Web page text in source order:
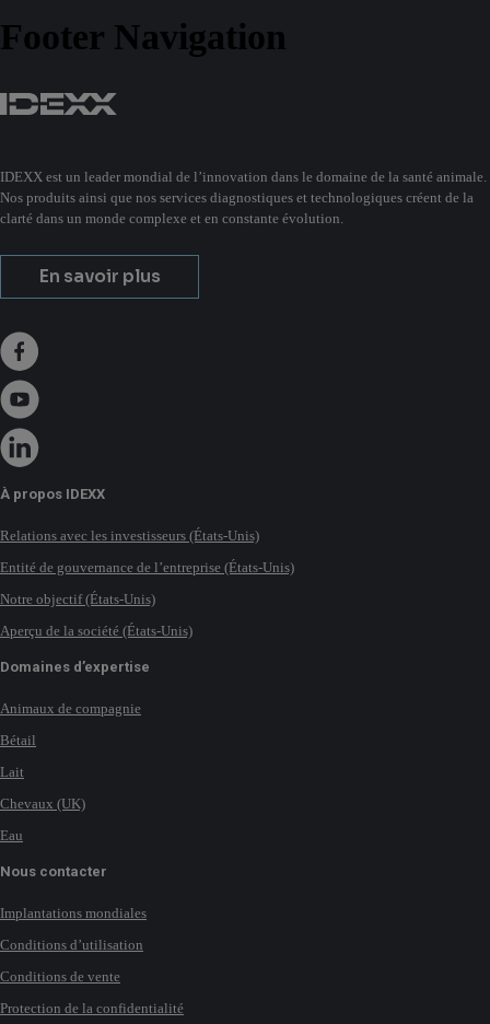
Footer Navigation
IDEXX est un leader mondial de l’innovation dans le domaine de la santé animale.
Nos produits ainsi que nos services diagnostiques et technologiques créent de la
clarté dans un monde complexe et en constante évolution.
En savoir plus
À propos IDEXX
Relations avec les investisseurs (États-Unis)
Entité de gouvernance de l’entreprise (États-Unis)
Notre objectif (États-Unis)
Aperçu de la société (États-Unis)
Domaines d’expertise
Animaux de compagnie
Bétail
Lait
Chevaux (UK)
Eau
Nous contacter
Implantations mondiales
Conditions d’utilisation
Conditions de vente
Protection de la confidentialité